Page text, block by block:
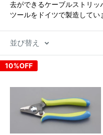
去ができるケーブルストリ
ツールをドイツで製造してい
並び替え
10%OFF